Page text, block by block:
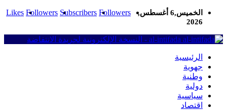
Likes Followers Subscribers Followers
الخميس,6 أغسطس,
2026
al-intifada - النسخة الإلكترونية لجريدة الانتفاضة
الرئيسية
جهوية
وطنية
دولية
سياسية
اقتصاد